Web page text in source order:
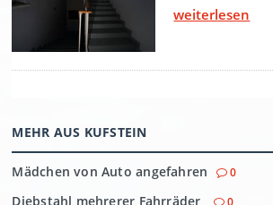
MEHR AUS KUFSTEIN
Mädchen von Auto angefahren 0
Diebstahl mehrerer Fahrräder 0